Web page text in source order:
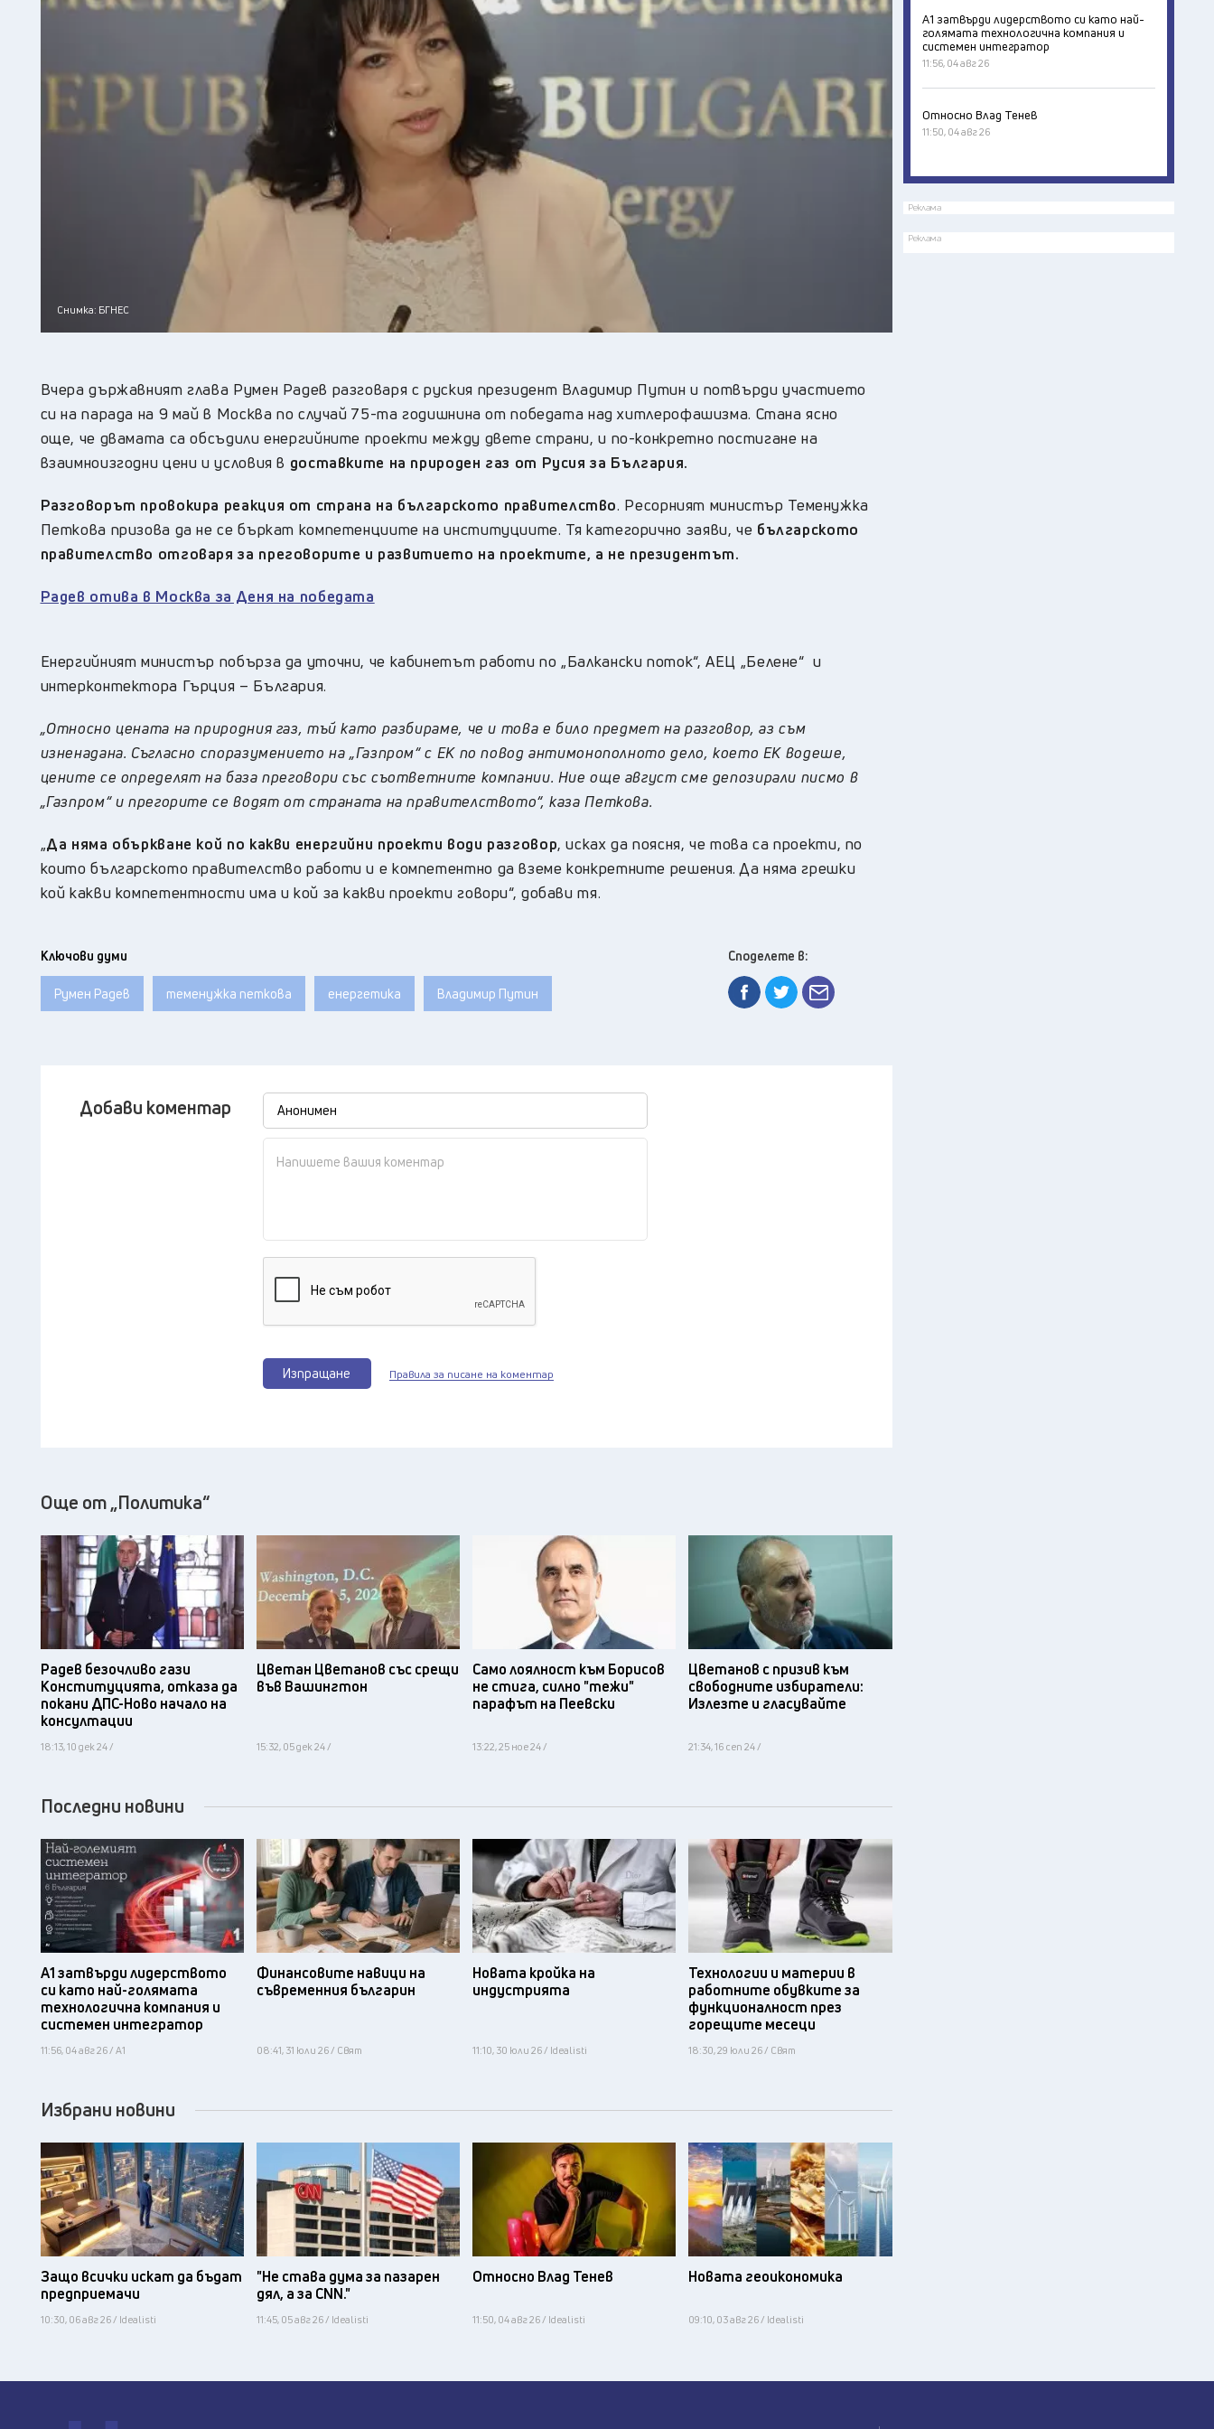
Перник , 22 °C
Плевен , 27
Пловдив 24
, 26
Русе 24°C
Силистра 27°C
Сливен, 22°C
Смолян 18°C
,
Стара Загора
Търговище
Шумен
Ямбол, 22°C
Снимка: БГНЕС
Вчера държавният глава Румен Радев разговаря с руския президент Владимир Путин и потвърди участието
си на парада на 9 май в Москва по случай 75-та годишнина от победата над хитлерофашизма. Стана ясно
още, че двамата са обсъдили енергийните проекти между двете страни, и по-конкретно постигане на
взаимноизгодни цени и условия в доставките на природен газ от Русия за България.
Разговорът провокира реакция от страна на българското правителство. Ресорният министър Теменужка
Петкова призова да не се бъркат компетенциите на институциите. Тя категорично заяви, че българското
правителство отговаря за преговорите и развитието на проектите, а не президентът.
Радев отива в Москва за Деня на победата
Енергийният министър побърза да уточни, че кабинетът работи по „Балкански поток“, АЕЦ „Белене“ и
интерконтектора Гърция – България.
„Относно цената на природния газ, тъй като разбираме, че и това е било предмет на разговор, аз съм
изненадана. Съгласно споразумението на „Газпром“ с ЕК по повод антимонополното дело, което ЕК водеше,
цените се определят на база преговори със съответните компании. Ние още август сме депозирали писмо в
„Газпром“ и прегорите се водят от страната на правителството“, каза Петкова.
„Да няма объркване кой по какви енергийни проекти води разговор, исках да поясня, че това са проекти, по
които българското правителство работи и е компетентно да вземе конкретните решения. Да няма грешки
кой какви компетентности има и кой за какви проекти говори“, добави тя.
Ключови думи
Румен Радев теменужка петкова енергетика Владимир Путин
Споделете в:
Добави коментар
Изпращане Правила за писане на коментар
Още от „Политика“
Радев безочливо гази
Конституцията, отказа да
покани ДПС-Ново начало на
консултации
18:13, 10 дек 24 /
Цветан Цветанов със срещи
във Вашингтон
15:32, 05 дек 24 /
Само лоялност към Борисов
не стига, силно "тежи"
парафът на Пеевски
13:22, 25 ное 24 /
Цветанов с призив към
свободните избиратели:
Излезте и гласувайте
21:34, 16 сеп 24 /
Последни новини
А1 затвърди лидерството
си като най-голямата
технологична компания и
системен интегратор
11:56, 04 авг 26 / А1
Финансовите навици на
съвременния българин
08:41, 31 юли 26 / Свят
Новата кройка на
индустрията
11:10, 30 юли 26 / Idealisti
Технологии и материи в
работните обувките за
функционалност през
горещите месеци
18:30, 29 юли 26 / Свят
Избрани новини
Защо всички искат да бъдат
предприемачи
10:30, 06 авг 26 / Idealisti
"Не става дума за пазарен
дял, а за CNN."
11:45, 05 авг 26 / Idealisti
Относно Влад Тенев
11:50, 04 авг 26 / Idealisti
Новата геоикономика
09:10, 03 авг 26 / Idealisti
А1 затвърди лидерството си като най-
голямата технологична компания и
системен интегратор
11:56, 04 авг 26
Относно Влад Тенев
11:50, 04 авг 26
Реклама
Реклама